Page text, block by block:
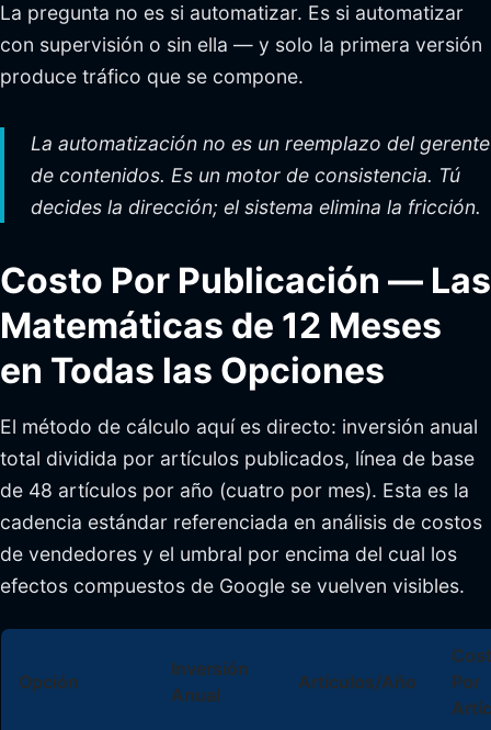
La pregunta no es si automatizar. Es si automatizar
con supervisión o sin ella — y solo la primera versión
produce tráfico que se compone.
La automatización no es un reemplazo del gerente
de contenidos. Es un motor de consistencia. Tú
decides la dirección; el sistema elimina la fricción.
Costo Por Publicación — Las
Matemáticas de 12 Meses
en Todas las Opciones
El método de cálculo aquí es directo: inversión anual
total dividida por artículos publicados, línea de base
de 48 artículos por año (cuatro por mes). Esta es la
cadencia estándar referenciada en análisis de costos
de vendedores y el umbral por encima del cual los
efectos compuestos de Google se vuelven visibles.
Opción
Inversión
Anual
Artículos/Año
Por